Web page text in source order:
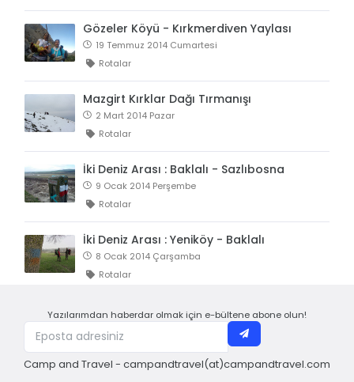
Gözeler Köyü - Kırkmerdiven Yaylası
19 Temmuz 2014 Cumartesi
Rotalar
Mazgirt Kırklar Dağı Tırmanışı
2 Mart 2014 Pazar
Rotalar
İki Deniz Arası : Baklalı - Sazlıbosna
9 Ocak 2014 Perşembe
Rotalar
İki Deniz Arası : Yeniköy - Baklalı
8 Ocak 2014 Çarşamba
Rotalar
Yazılarımdan haberdar olmak için e-bültene abone olun!
Camp and Travel - campandtravel(at)campandtravel.com